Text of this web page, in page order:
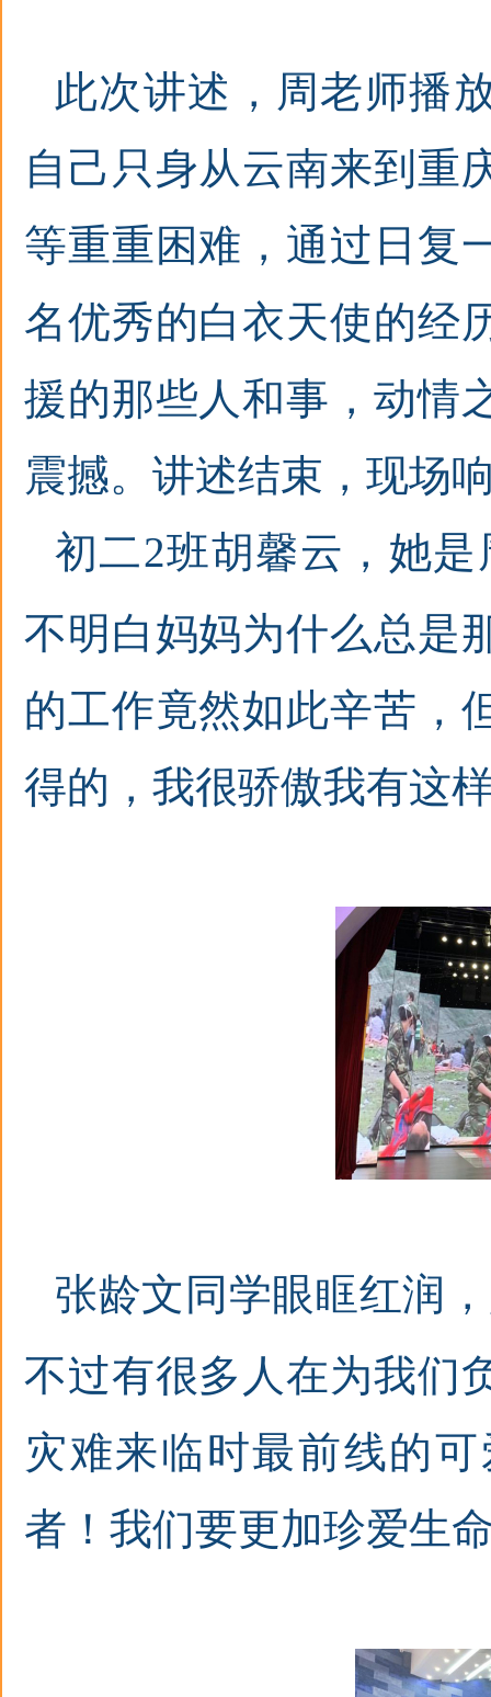
此次讲述 ， 周老师播
自己只身从云南来到重
等重重困难，通过日复
名优秀的白衣天使的经
援的那些人和事，动情
震撼。讲述结束，现场
初二2班胡馨云，她
不明白妈妈为什么总是
的工作竟然如此辛苦，
得的，我很骄傲我有这
张龄文同学眼眶红润
不过有很多人在为我们
灾难来临时最前线的
者！我们要更加珍爱生